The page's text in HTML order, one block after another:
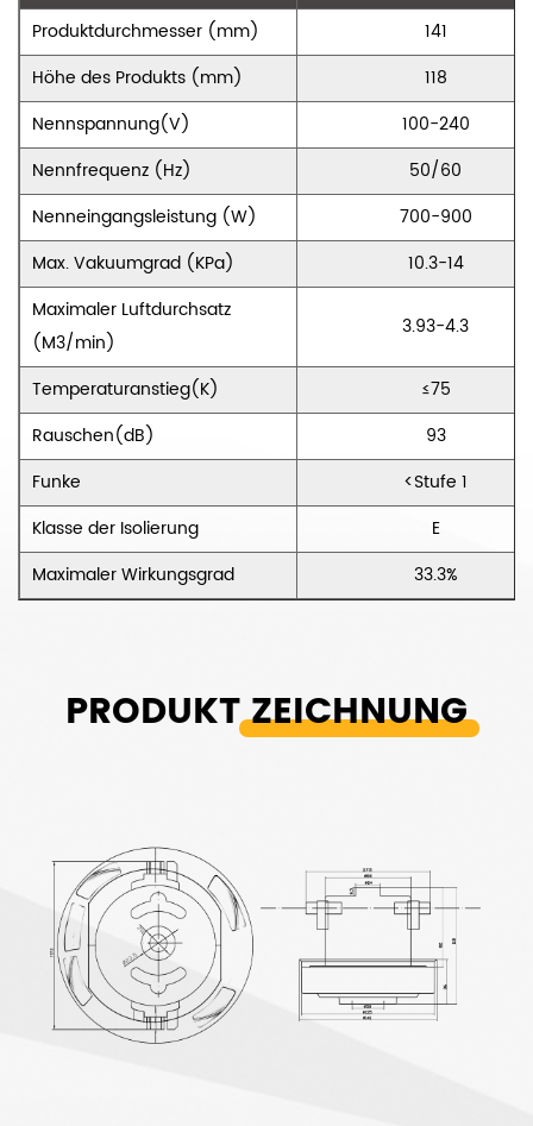
Produktdurchmesser (mm)
141
Höhe des Produkts (mm)
118
Nennspannung(V)
100-240
Nennfrequenz (Hz)
50/60
Nenneingangsleistung (W)
700-900
Max. Vakuumgrad (KPa)
10.3-14
Maximaler Luftdurchsatz
(M3/min)
3.93-4.3
Temperaturanstieg(K)
≤75
Rauschen(dB)
93
Funke
<Stufe 1
Klasse der Isolierung
E
Maximaler Wirkungsgrad
33.3%
PRODUKTZEICHNUNG